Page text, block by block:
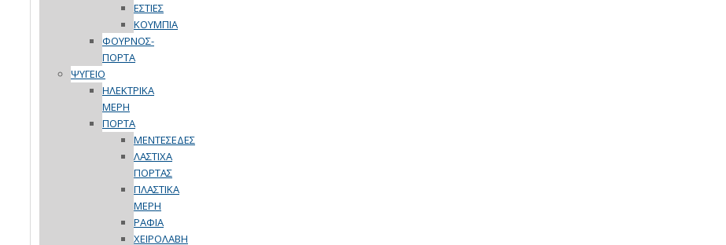
ΕΣΤΙΕΣ
ΚΟΥΜΠΙΑ
ΦΟΥΡΝΟΣ-
ΠΟΡΤΑ
ΨΥΓΕΙΟ
ΗΛΕΚΤΡΙΚΑ
ΜΕΡΗ
ΠΟΡΤΑ
ΜΕΝΤΕΣΕΔΕΣ
ΛΑΣΤΙΧΑ
ΠΟΡΤΑΣ
ΠΛΑΣΤΙΚΑ
ΜΕΡΗ
ΡΑΦΙΑ
ΧΕΙΡΟΛΑΒΗ